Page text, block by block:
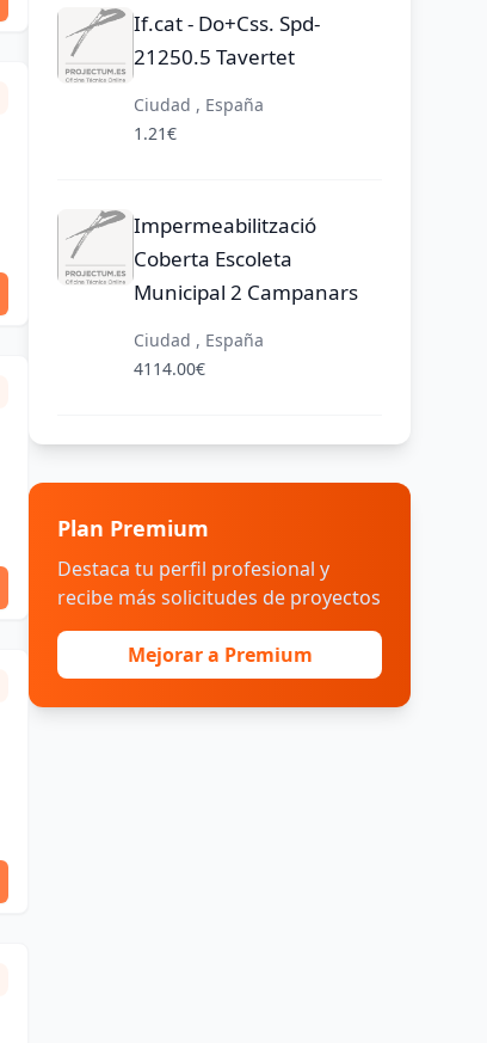
If.cat - Do+Css. Spd-
21250.5 Tavertet
Ciudad , España
1.21€
Impermeabilització
Coberta Escoleta
Municipal 2 Campanars
Ciudad , España
4114.00€
Plan Premium
Destaca tu perfil profesional y
recibe más solicitudes de proyectos
Mejorar a Premium